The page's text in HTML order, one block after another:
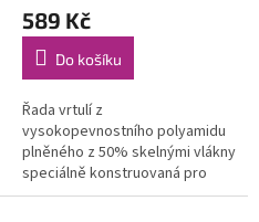
589 Kč
Do košíku
Řada vrtulí z
vysokopevnostního polyamidu
plněného z 50% skelnými vlákny
speciálně konstruovaná pro
modely se spalovacími motory.